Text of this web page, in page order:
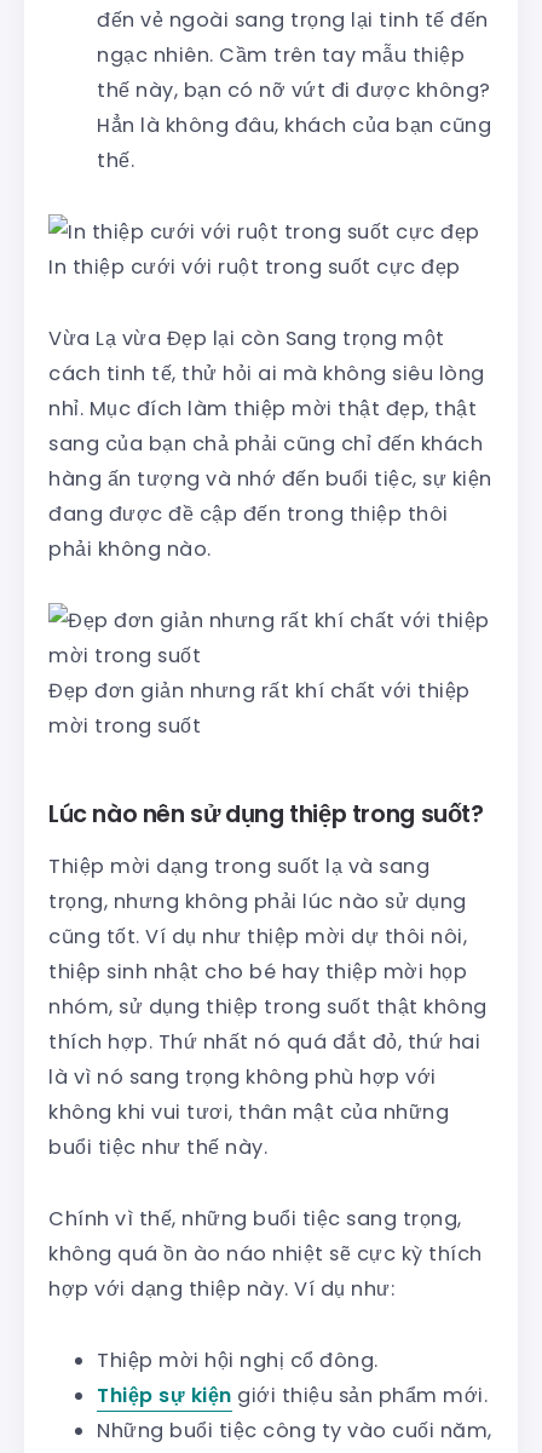
đến vẻ ngoài sang trọng lại tinh tế đến
ngạc nhiên. Cầm trên tay mẫu thiệp
thế này, bạn có nỡ vứt đi được không?
Hẳn là không đâu, khách của bạn cũng
thế.
In thiệp cưới với ruột trong suốt cực đẹp
Vừa Lạ vừa Đẹp lại còn Sang trọng một
cách tinh tế, thử hỏi ai mà không siêu lòng
nhỉ. Mục đích làm thiệp mời thật đẹp, thật
sang của bạn chả phải cũng chỉ đến khách
hàng ấn tượng và nhớ đến buổi tiệc, sự kiện
đang được đề cập đến trong thiệp thôi
phải không nào.
Đẹp đơn giản nhưng rất khí chất với thiệp
mời trong suốt
Lúc nào nên sử dụng thiệp trong suốt?
Thiệp mời dạng trong suốt lạ và sang
trọng, nhưng không phải lúc nào sử dụng
cũng tốt. Ví dụ như thiệp mời dự thôi nôi,
thiệp sinh nhật cho bé hay thiệp mời họp
nhóm, sử dụng thiệp trong suốt thật không
thích hợp. Thứ nhất nó quá đắt đỏ, thứ hai
là vì nó sang trọng không phù hợp với
không khi vui tươi, thân mật của những
buổi tiệc như thế này.
Chính vì thế, những buổi tiệc sang trọng,
không quá ồn ào náo nhiệt sẽ cực kỳ thích
hợp với dạng thiệp này. Ví dụ như:
Thiệp mời hội nghị cổ đông.
Thiệp sự kiện giới thiệu sản phẩm mới.
Những buổi tiệc công ty vào cuối năm,